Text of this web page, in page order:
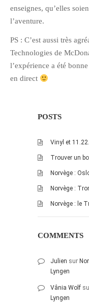
juin 2010
mai 2010
avril 2010
mars 2010
février 2010
janvier 2010
novembre 2009
septembre 2009
août 2009
juillet 2009
juin 2009
mai 2009
mars 2009
janvier 2009
novembre 2008
enseignes, qu’elles
l’aventure.
PS : C’est aussi très
Technologies de
l’expérience a été
en direct
POSTS
Vinyl et
Trouver un
Norvège :
Norvège :
Norvège : le
COMMENTS
Julien sur
Lyngen
Vânia Wolf
Lyngen